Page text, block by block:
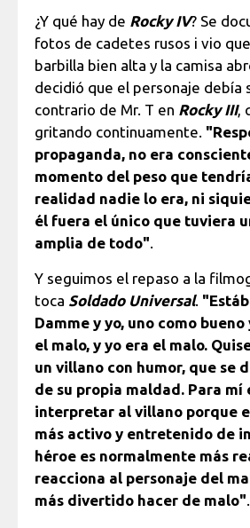
¿Y qué hay de Rocky IV? Se
fotos de cadetes rusos i vio
barbilla bien alta y la camisa
decidió que el personaje debía
contrario de Mr. T en Rocky III,
gritando continuamente.
propaganda, no era
momento del peso que
realidad nadie lo era, ni
él fuera el único que tuviera
amplia de todo".
Y seguimos el repaso a la
toca Soldado Universal.
Damme y yo, uno como
el malo, y yo era el malo.
un villano con humor, que se
de su propia maldad. Para mí
interpretar al villano porque
más activo y entretenido de
héroe es normalmente más
reacciona al personaje del
más divertido hacer de malo".